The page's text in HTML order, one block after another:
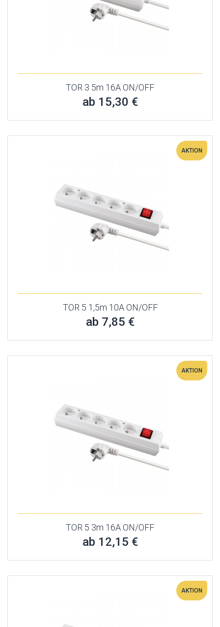
TOR 3 5m 16A ON/OFF
ab 15,30 €
AKTION
TOR 5 1,5m 10A ON/OFF
ab 7,85 €
AKTION
TOR 5 3m 16A ON/OFF
ab 12,15 €
AKTION